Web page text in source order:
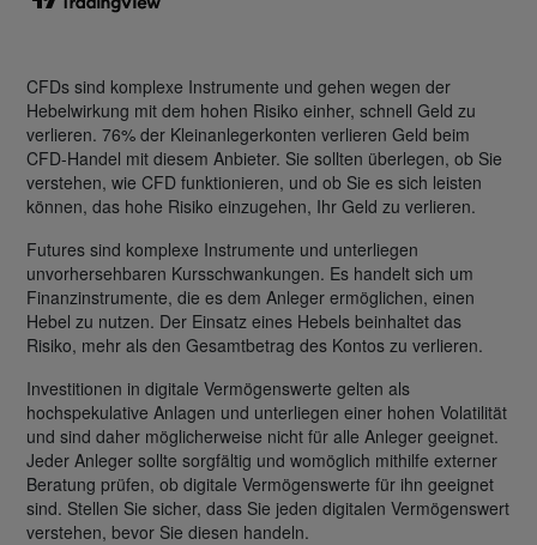
CFDs sind komplexe Instrumente und gehen wegen der
Hebelwirkung mit dem hohen Risiko einher, schnell Geld zu
verlieren. 76% der Kleinanlegerkonten verlieren Geld beim
CFD-Handel mit diesem Anbieter. Sie sollten überlegen, ob Sie
verstehen, wie CFD funktionieren, und ob Sie es sich leisten
können, das hohe Risiko einzugehen, Ihr Geld zu verlieren.
Futures sind komplexe Instrumente und unterliegen
unvorhersehbaren Kursschwankungen. Es handelt sich um
Finanzinstrumente, die es dem Anleger ermöglichen, einen
Hebel zu nutzen. Der Einsatz eines Hebels beinhaltet das
Risiko, mehr als den Gesamtbetrag des Kontos zu verlieren.
Investitionen in digitale Vermögenswerte gelten als
hochspekulative Anlagen und unterliegen einer hohen Volatilität
und sind daher möglicherweise nicht für alle Anleger geeignet.
Jeder Anleger sollte sorgfältig und womöglich mithilfe externer
Beratung prüfen, ob digitale Vermögenswerte für ihn geeignet
sind. Stellen Sie sicher, dass Sie jeden digitalen Vermögenswert
verstehen, bevor Sie diesen handeln.